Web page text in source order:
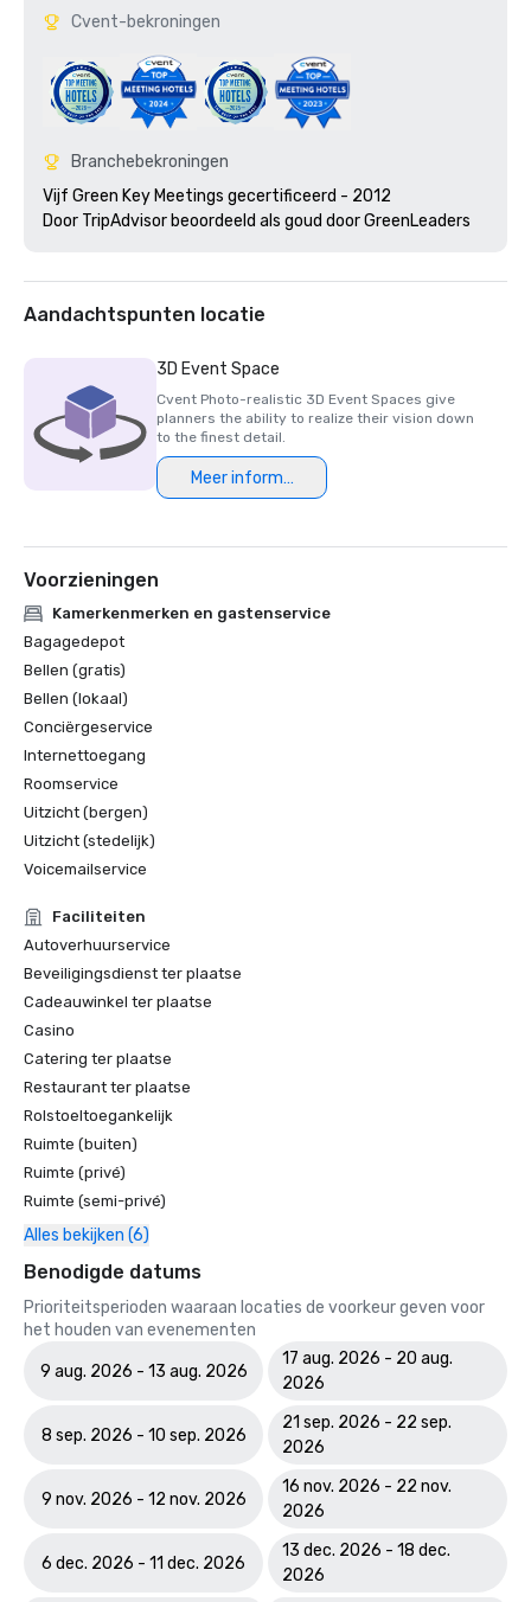
Cvent-bekroningen
Branchebekroningen
Vijf Green Key Meetings gecertificeerd - 2012
Aandachtspunten locatie
3D Event Space
Cvent Photo-realistic 3D Event Spaces give
planners the ability to realize their vision down
to the finest detail.
Meer informatie
Voorzieningen
Kamerkenmerken en gastenservice
Bagagedepot
Bellen (gratis)
Bellen (lokaal)
Conciërgeservice
Internettoegang
Roomservice
Uitzicht (bergen)
Uitzicht (stedelijk)
Voicemailservice
Faciliteiten
Autoverhuurservice
Beveiligingsdienst ter plaatse
Cadeauwinkel ter plaatse
Casino
Catering ter plaatse
Restaurant ter plaatse
Rolstoeltoegankelijk
Ruimte (buiten)
Ruimte (privé)
Ruimte (semi-privé)
Alles bekijken (6)
Benodigde datums
Prioriteitsperioden waaraan locaties de voorkeur geven voor
het houden van evenementen
9 aug. 2026 - 13 aug. 2026
17 aug. 2026 - 20 aug.
2026
8 sep. 2026 - 10 sep. 2026
21 sep. 2026 - 22 sep.
2026
9 nov. 2026 - 12 nov. 2026
16 nov. 2026 - 22 nov.
2026
6 dec. 2026 - 11 dec. 2026
13 dec. 2026 - 18 dec.
2026